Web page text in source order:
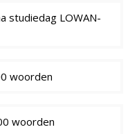
studiedag LOWAN-
woorden
woorden